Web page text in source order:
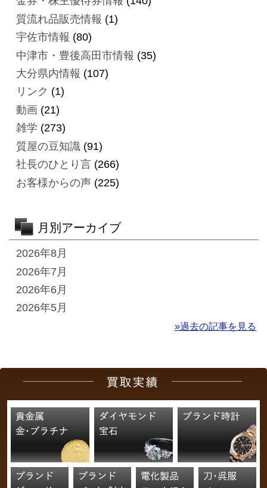
質流れ品販売情報 (1)
宇佐市情報 (80)
中津市・豊後高田市情報 (35)
大分県内情報 (107)
リンク (1)
動画(21)
雑学 (273)
質屋の豆知識(91)
社長のひとり言(266)
お客様からの声(225)
月別アーカイブ
2026年8月
2026年7月
2026年6月
2026年5月
»過去の記事を見る